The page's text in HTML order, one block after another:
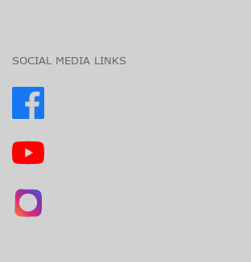
SOCIAL MEDIA LINKS